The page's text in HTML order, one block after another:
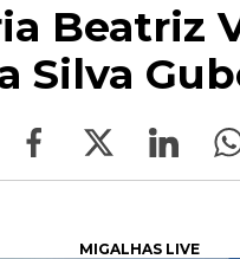
Beatriz
Silva
MIGALHAS LIVE